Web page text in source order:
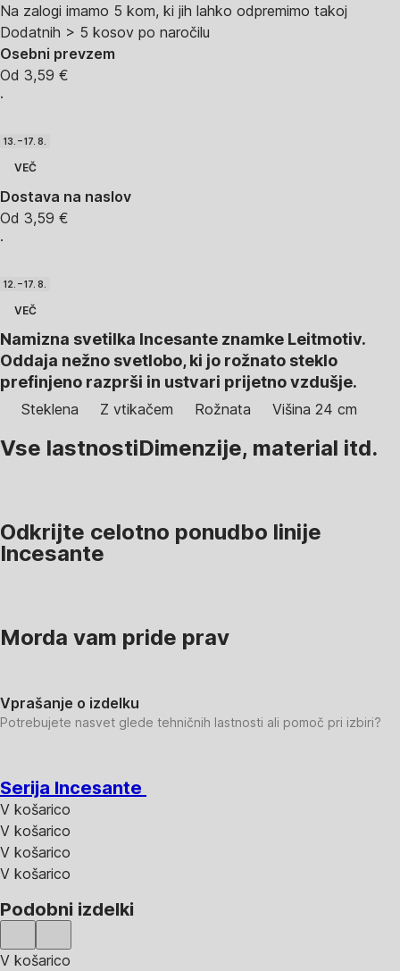
Na zalogi imamo 5 kom, ki jih lahko odpremimo takoj
Dodatnih > 5 kosov po naročilu
Osebni prevzem
Od 3,59 €
·
13. – 17. 8.
VEČ
Dostava na naslov
Od 3,59 €
·
12. – 17. 8.
VEČ
Namizna svetilka Incesante znamke Leitmotiv.
Oddaja nežno svetlobo, ki jo rožnato steklo
prefinjeno razprši in ustvari prijetno vzdušje.
Steklena Z vtikačem Rožnata Višina 24 cm
Vse lastnostiDimenzije, material itd.
Odkrijte celotno ponudbo linije
Incesante
Morda vam pride prav
Vprašanje o izdelku
Potrebujete nasvet glede tehničnih lastnosti ali pomoč pri izbiri?
Serija Incesante
V košarico
V košarico
V košarico
V košarico
Podobni izdelki
V košarico